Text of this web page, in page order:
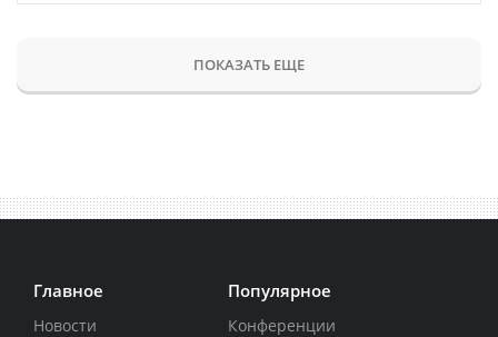
ПОКАЗАТЬ ЕЩЕ
Главное
Новости
Популярное
Конференции